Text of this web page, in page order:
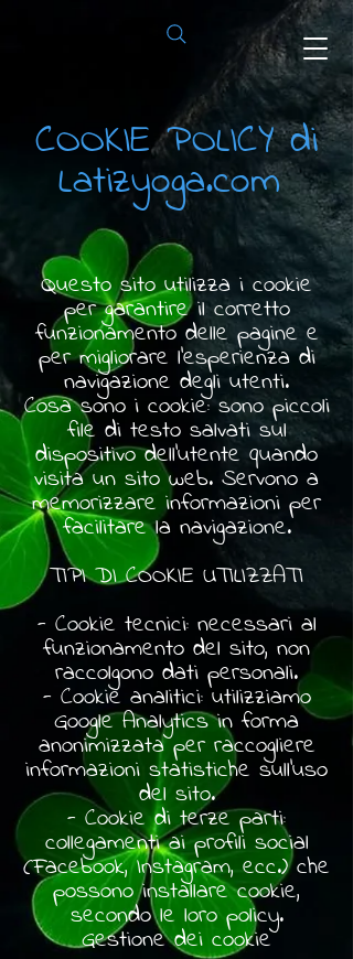
COOKIE POLICY di
Latizyoga.com
Questo sito utilizza i cookie
per garantire il corretto
funzionamento delle pagine e
per migliorare l’esperienza di
navigazione degli utenti.
Cosa sono i cookie: sono piccoli
file di testo salvati sul
dispositivo dell’utente quando
visita un sito web. Servono a
memorizzare informazioni per
facilitare la navigazione.
TIPI DI COOKIE UTILIZZATI
- Cookie tecnici: necessari al
funzionamento del sito, non
raccolgono dati personali.
- Cookie analitici: utilizziamo
Google Analytics in forma
anonimizzata per raccogliere
informazioni statistiche sull’uso
del sito.
- Cookie di terze parti:
collegamenti ai profili social
(Facebook, Instagram, ecc.) che
possono installare cookie,
secondo le loro policy.
Gestione dei cookie